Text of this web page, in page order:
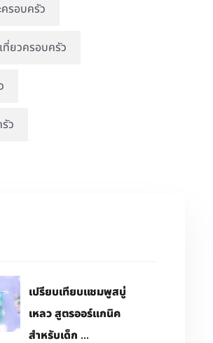
ครอบครัว
ที่ยวครอบครัว
ว
เปรียบเทียบแชมพูสบู่
เหลว สูตรออร์แกนิค
สำหรับเด็ก ...